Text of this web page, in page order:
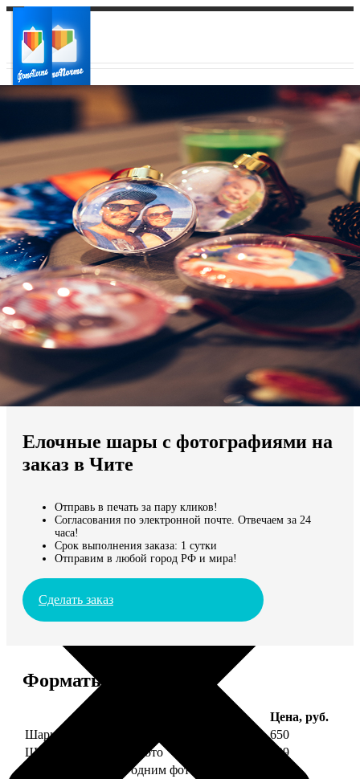
Ваш город:
Ваш регион доставки
Выберите из списка:
Мы доставляем по всему миру
Продолжить без города
Елочные шары с фотографиями на
заказ в Чите
Отправь в печать за пару кликов!
Согласования по электронной почте. Отвечаем за 24
часа!
Срок выполнения заказа: 1 сутки
Отправим в любой город РФ и мира!
Сделать заказ
Форматы и цены
Цена, руб.
Шарик елочный с 1 фото
650
Шарик елочный с 2 фото
699
Шарик-шкатулка с одним фото